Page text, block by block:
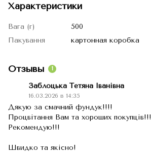
Характеристики
Вага (г)
500
Пакування
картонная коробка
Отзывы 1
Заблоцька Тетяна Іванівна
16.03.2026 в 14:35
Дякую за смачний фундук!!!!
Процвітання Вам та хороших покупців!!!
Рекомендую!!!
Швидко та якісно!